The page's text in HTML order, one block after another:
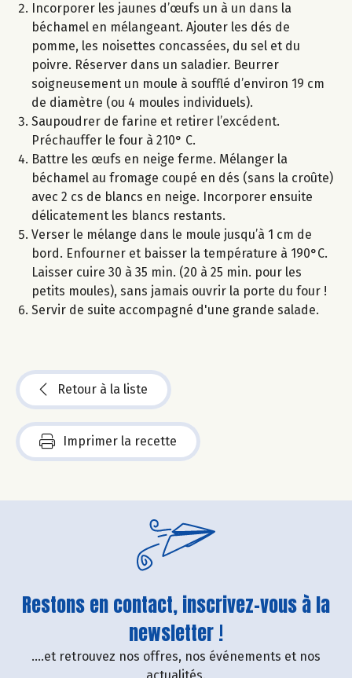
Incorporer les jaunes d’œufs un à un dans la
béchamel en mélangeant. Ajouter les dés de
pomme, les noisettes concassées, du sel et du
poivre. Réserver dans un saladier. Beurrer
soigneusement un moule à soufflé d’environ 19 cm
de diamètre (ou 4 moules individuels).
Saupoudrer de farine et retirer l’excédent.
Préchauffer le four à 210° C.
Battre les œufs en neige ferme. Mélanger la
béchamel au fromage coupé en dés (sans la croûte)
avec 2 cs de blancs en neige. Incorporer ensuite
délicatement les blancs restants.
Verser le mélange dans le moule jusqu’à 1 cm de
bord. Enfourner et baisser la température à 190°C.
Laisser cuire 30 à 35 min. (20 à 25 min. pour les
petits moules), sans jamais ouvrir la porte du four !
Servir de suite accompagné d'une grande salade.
Retour à la liste
Imprimer la recette
Restons en contact, inscrivez-vous à la
newsletter !
....et retrouvez nos offres, nos événements et nos